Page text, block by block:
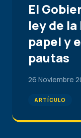
El
ley de
papel y
pautas
26 Noviembre
ARTÍCULO